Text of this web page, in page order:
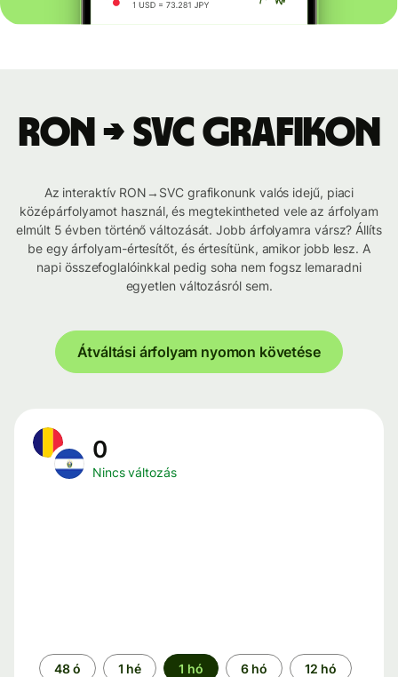
RON → SVC grafikon
Az interaktív RON→SVC grafikonunk valós idejű, piaci
középárfolyamot használ, és megtekintheted vele az árfolyam
elmúlt 5 évben történő változását. Jobb árfolyamra vársz? Állíts
be egy árfolyam-értesítőt, és értesítünk, amikor jobb lesz. A
napi összefoglalóinkkal pedig soha nem fogsz lemaradni
egyetlen változásról sem.
Átváltási árfolyam nyomon követése
0
Nincs változás
Időszak
48 ó 1 hé 1 hó 6 hó 12 hó